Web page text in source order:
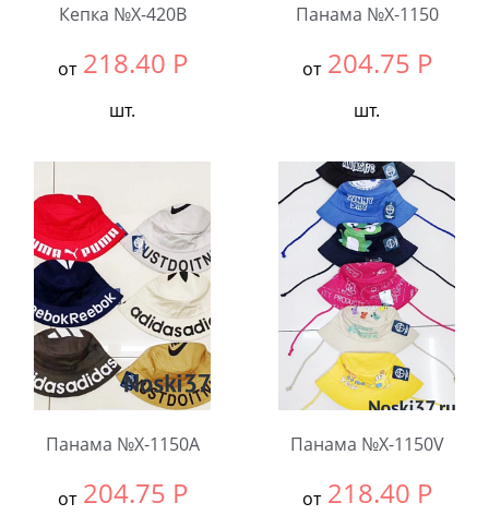
Кепка №X-420B
от 218.40 Р
шт.
В упаковке:
шт.
Количество:
Панама №X-1150
от 204.75 Р
шт.
В упаковке:
шт.
Количество:
Панама №X-1150A
от 204.75 Р
Панама №X-1150V
от 218.40 Р